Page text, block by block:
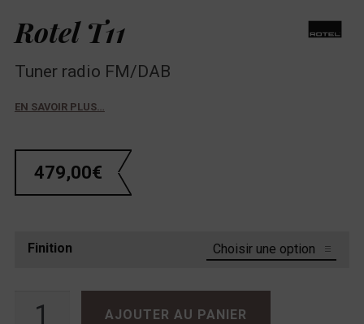
Rotel T11
Tuner radio FM/DAB
EN SAVOIR PLUS…
479,00€
Finition
AJOUTER AU PANIER